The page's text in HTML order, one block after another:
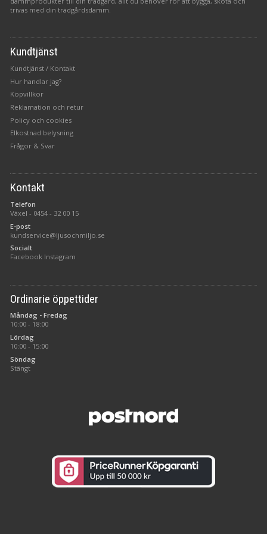
trivas med din trädgårdsdamm.
Kundtjänst
Kundtjänst / Kontakt
Hur handlar jag?
Köpvillkor
Reklamation och retur
Policy och cookies
Elkostnad belysning
Frågor & Svar
Kontakt
Telefon
Växel - 0454 - 32 00 15
E-post
kundservice@ljusochmiljo.se
Socialt
Facebook Instagram
Ordinarie öppettider
Måndag - Fredag
10:00 - 18:00
Lördag
10:00 - 15:00
Söndag
Stängt